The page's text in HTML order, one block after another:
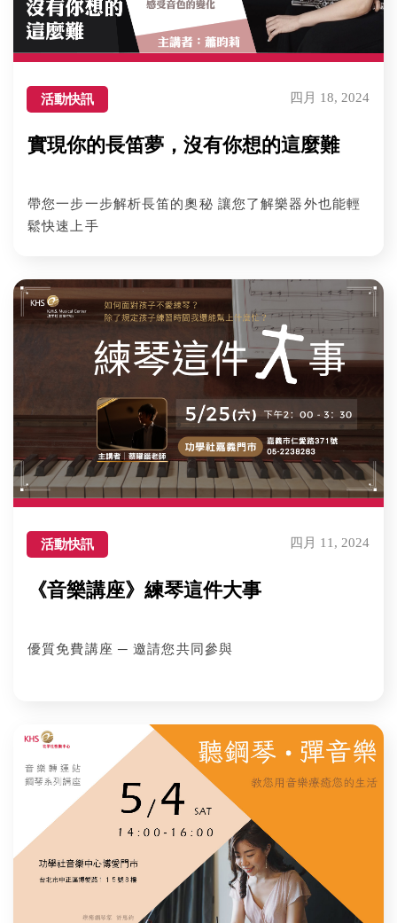
活動快訊 四月 18, 2024
實現你的長笛夢，沒有你想的這麼難
帶您一步一步解析長笛的奧秘 讓您了解樂器外也能輕
鬆快速上手
活動快訊 四月 11, 2024
《音樂講座》練琴這件大事
優質免費講座 ─ 邀請您共同參與